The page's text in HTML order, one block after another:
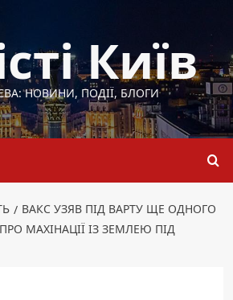
Київ
НОВИНИ, ПОДІЇ, БЛОГИ
ВАКС УЗЯВ ПІД ВАРТУ ЩЕ ОДНОГО
МАХІНАЦІЇ ІЗ ЗЕМЛЕЮ ПІД